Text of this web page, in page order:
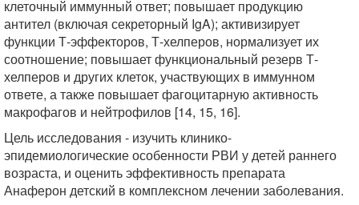
клеточный иммунный ответ; повышает продукцию
антител (включая секреторный IgA); активизирует
функции Т-эффекторов, Т-хелперов, нормализует их
соотношение; повышает функциональный резерв Т-
хелперов и других клеток, участвующих в иммунном
ответе, а также повышает фагоцитарную активность
макрофагов и нейтрофилов [14, 15, 16].
Цель исследования - изучить клинико-
эпидемиологические особенности РВИ у детей раннего
возраста, и оценить эффективность препарата
Анаферон детский в комплексном лечении заболевания.